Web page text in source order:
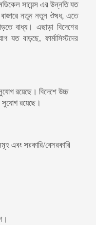
সায়েন্স এর উন্নতি যত
নতুন নতুন ঔষধ, এতে
বাধ্য। এছাড়া বিদেশের
যত বাড়ছে, ফার্মাসিস্টদের
সুযোগ রয়েছে। বিদেশে উচ্চ
সুযোগ রয়েছে।
এবং সরকারি/বেসরকারি